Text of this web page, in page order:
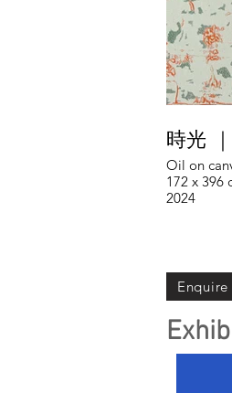
時光
Oil on
172 x 396
2024
Enquire